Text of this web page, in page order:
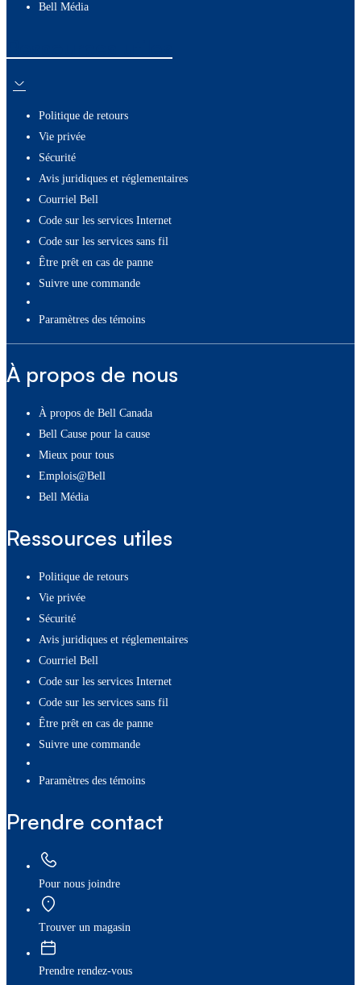
Bell Média
Politique de retours
Vie privée
Sécurité
Avis juridiques et réglementaires
Courriel Bell
Code sur les services Internet
Code sur les services sans fil
Être prêt en cas de panne
Suivre une commande
paramètres des témoins
À propos de nous
À propos de Bell Canada
Bell Cause pour la cause
Mieux pour tous
Emplois@Bell
Bell Média
Ressources utiles
Politique de retours
Vie privée
Sécurité
Avis juridiques et réglementaires
Courriel Bell
Code sur les services Internet
Code sur les services sans fil
Être prêt en cas de panne
Suivre une commande
paramètres des témoins
Prendre contact
Pour nous joindre
Trouver un magasin
Prendre rendez-vous